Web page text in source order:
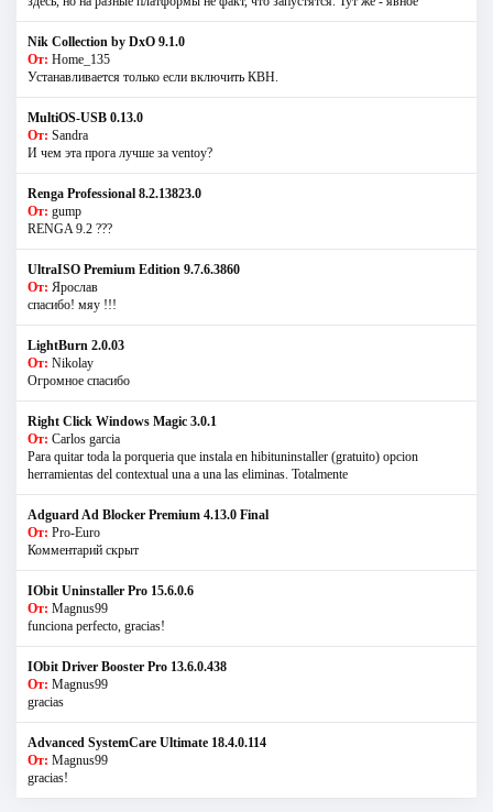
Nik Collection by DxO 9.1.0
От: Home_135
Устанавливается только если включить КВН.
MultiOS-USB 0.13.0
От: Sandra
И чем эта прога лучше за ventoy?
Renga Professional 8.2.13823.0
От: gump
RENGA 9.2 ???
UltraISO Premium Edition 9.7.6.3860
От: Ярослав
спасибо! мяу !!!
LightBurn 2.0.03
От: Nikolay
Огромное спасибо
Right Click Windows Magic 3.0.1
От: Carlos garcia
Para quitar toda la porqueria que instala en hibituninstaller (gratuito) opcion
herramientas del contextual una a una las eliminas. Totalmente
Adguard Ad Blocker Premium 4.13.0 Final
От: Pro-Euro
Комментарий скрыт
IObit Uninstaller Pro 15.6.0.6
От: Magnus99
funciona perfecto, gracias!
IObit Driver Booster Pro 13.6.0.438
От: Magnus99
gracias
Advanced SystemCare Ultimate 18.4.0.114
От: Magnus99
gracias!